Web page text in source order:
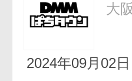
大
2024年09月02日